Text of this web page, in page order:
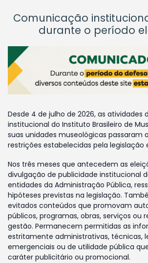
Comunicação
durante o período
Desde 4 de julho de 2026, as atividades
institucional do Instituto Brasileiro de
suas unidades museológicas passaram
restrições estabelecidas pela legislação
Nos três meses que antecedem as
divulgação de publicidade institucional
entidades da Administração Pública,
hipóteses previstas na legislação.
evitados conteúdos que promovam
públicos, programas, obras, serviços ou
gestão. Permanecem permitidas as
estritamente administrativas, técnicas,
emergenciais ou de utilidade pública
caráter publicitário ou promocional.